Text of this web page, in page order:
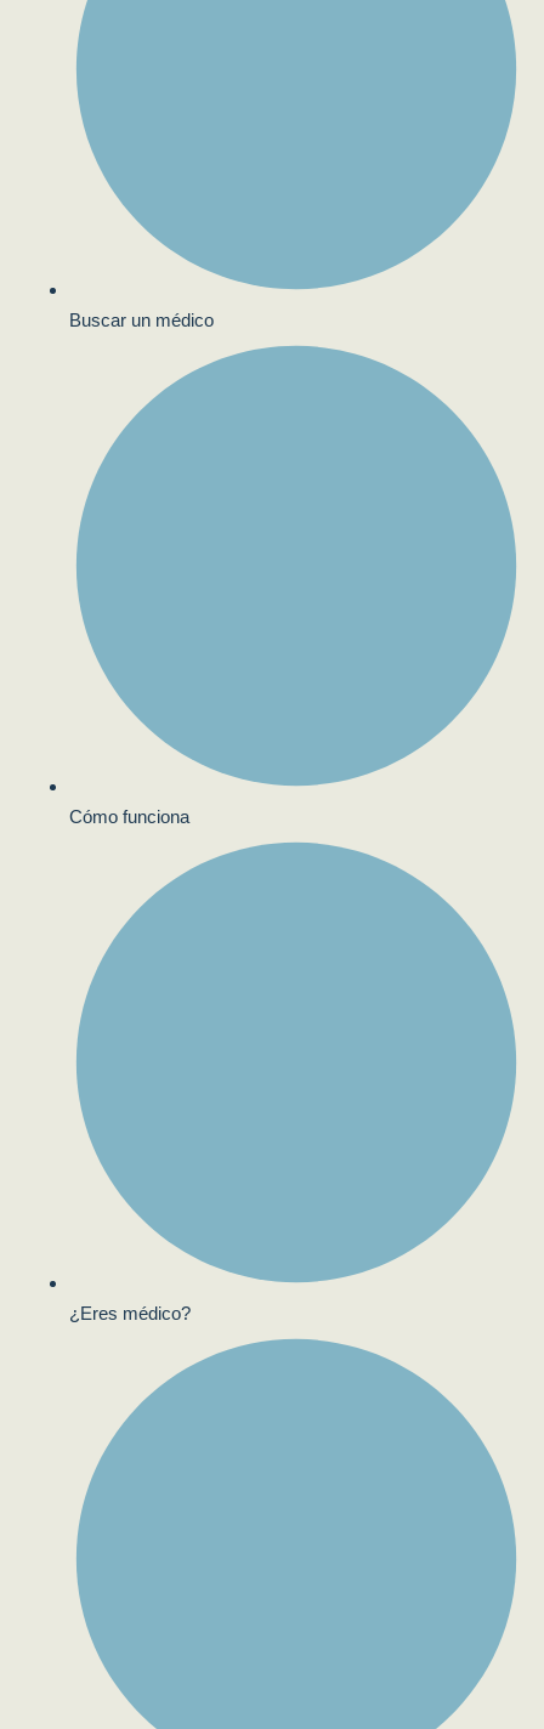
Buscar un médico
Cómo funciona
¿Eres médico?